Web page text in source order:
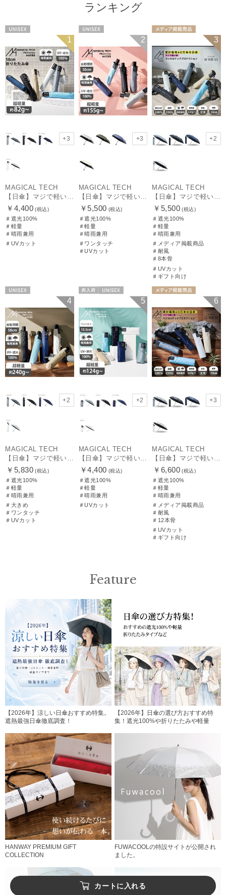
カートに入れる
ランキング
1
+3
MAGICAL TECH
【日傘】マジで軽い傘 マジカルテックプロテクション(MAGICAL TECH PROTECTION)50cm 晴雨兼用傘折りたたみ日傘 一級遮光100% UV 軽量 人気 レディース メンズ
￥4,400 (税込)
＃遮光100%
＃軽量
＃晴雨兼用
＃UVカット
2
+3
MAGICAL TECH
【日傘】マジで軽い傘 マジカルテックプロテクション(MAGICAL TECH PROTECTION) 50cm 晴雨兼用傘自動開閉折りたたみ日傘 一級遮光100% UV 軽量 機能性 人気
￥5,500 (税込)
＃遮光100%
＃軽量
＃晴雨兼用
＃ワンタッチ
＃UVカット
3
+2
MAGICAL TECH
【日傘】マジで軽い傘 マジカルテックプロテクション（MAGICAL TECH PROTECTION）Tough W rib55cm 耐風 軽量 遮光100
￥5,500 (税込)
＃遮光100%
＃軽量
＃晴雨兼用
＃メディア掲載商品
＃耐風
＃8本骨
＃UVカット
＃ギフト向け
4
+2
MAGICAL TECH
￥5,830 (税込)
＃遮光100%
＃軽量
＃晴雨兼用
＃大きめ
＃ワンタッチ
＃UVカット
5
+2
MAGICAL TECH
￥4,400 (税込)
＃遮光100%
＃軽量
＃晴雨兼用
＃UVカット
6
+3
MAGICAL TECH
￥6,600 (税込)
＃遮光100%
＃軽量
＃晴雨兼用
＃メディア掲載商品
＃耐風
＃12本骨
＃UVカット
＃ギフト向け
Feature
【2026年】涼しい日傘おすすめ特集。
遮熱最強日傘徹底調査！
【2026年】日傘の選び方おすすめ特
集！遮光100%や折りたたみや軽量
HANWAY PREMIUM GIFT
COLLECTION
FUWACOOLの特設サイトが公開され
ました。